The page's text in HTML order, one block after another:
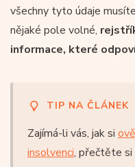
všechny tyto údaje
nějaké pole volné,
informace, které
TIP NA ČLÁNEK
Zajímá-li vás, jak si
insolvenci, přečtěte si